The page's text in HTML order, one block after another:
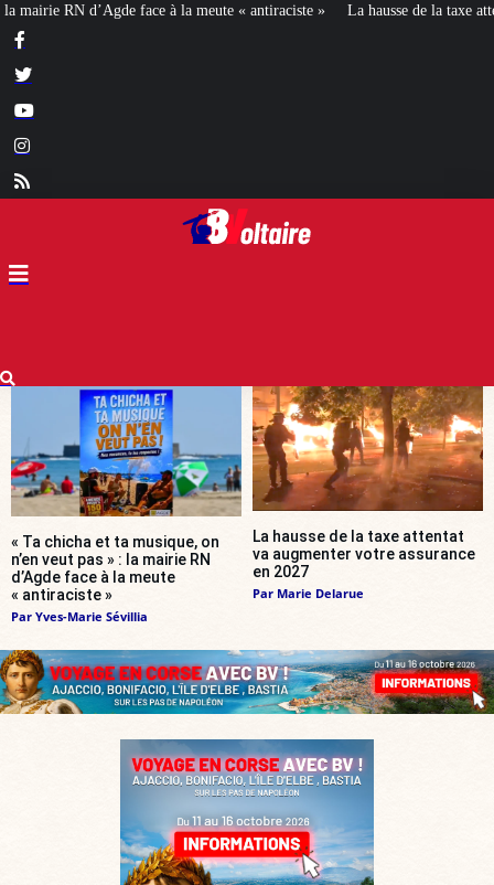
« antiraciste » La hausse de la taxe attentat va augmenter votre assurance
« Ta chicha et ta musique, on
n’en veut pas » : la mairie RN
d’Agde face à la meute
« antiraciste »
Par Yves-Marie Sévillia
La hausse de la taxe attentat
va augmenter votre assurance
en 2027
Par Marie Delarue